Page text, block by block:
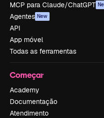
MCP para Claude/ChatGPT
Agentes New
API
App móvel
Todas as ferramentas
Começar
Academy
Documentação
Atendimento